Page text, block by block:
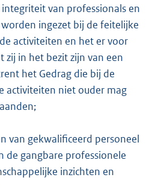
van professionals en
ingezet bij de feitelijke
activiteiten en het er voor
zij in het bezit zijn van een
het Gedrag die bij de
activiteiten niet ouder mag
van gekwalificeerd personeel
de gangbare professionele
inzichten en